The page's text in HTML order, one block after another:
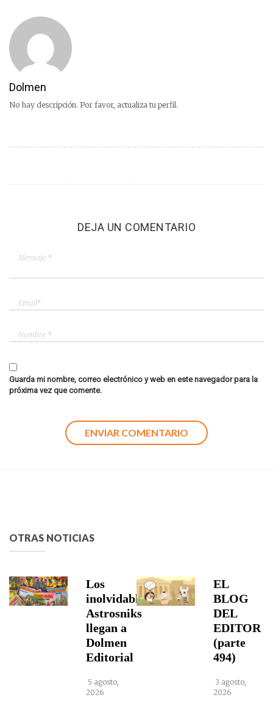
Dolmen
No hay descripción. Por favor, actualiza tu perfil.
DEJA UN COMENTARIO
Guarda mi nombre, correo electrónico y web en este navegador para la
próxima vez que comente.
OTRAS NOTICIAS
Los
inolvidables
Astrosniks
llegan a
Dolmen
Editorial
5 agosto,
2026
EL
BLOG
DEL
EDITOR
(parte
494)
3 agosto,
2026